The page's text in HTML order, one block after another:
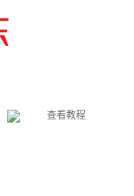
查看教程